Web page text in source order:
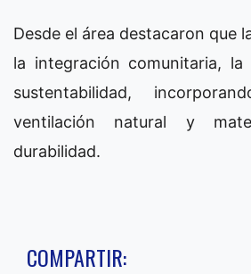
Desde el área destacaron que
la integración comunitaria, la
sustentabilidad,
ventilación natural y
durabilidad.
COMPARTIR: